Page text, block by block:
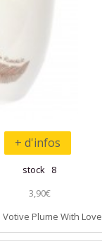
+ d'infos
stock 8
3,90€
Plume With Love